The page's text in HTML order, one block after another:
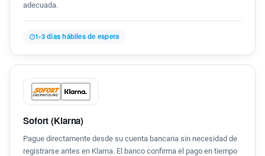
adecuada.
1-3 días hábiles de espera
Sofort (Klarna)
Pague directamente desde su cuenta bancaria sin necesidad de
registrarse antes en Klarna. El banco confirma el pago en tiempo